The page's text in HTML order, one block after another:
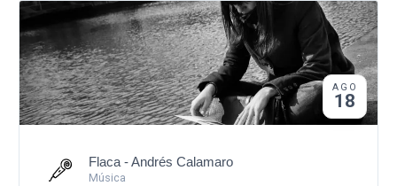
AGO
18
Flaca - Andrés Calamaro
Música